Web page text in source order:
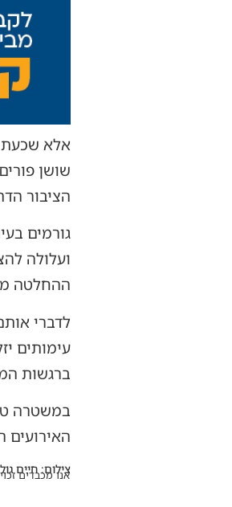
אלא שכעת
הציבור
גורמים
ועלולה
ההחלטה
לדברי
עימותים
ברגשות
במשטרה
האירועים
צילום: חיים
אנו מכבדים